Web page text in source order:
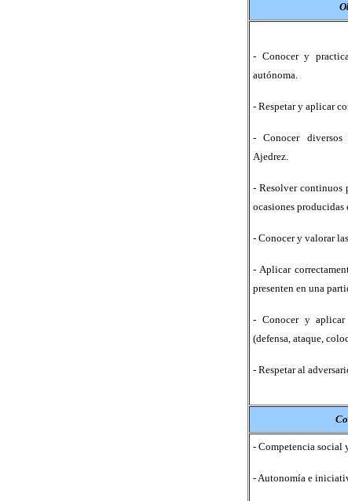
- Conocer y
autónoma.
- Respetar y aplicar
- Conocer
Ajedrez.
- Resolver continuos
ocasiones producidas
- Conocer y valorar
- Aplicar
presenten en una
- Conocer y aplicar
(defensa, ataque,
- Respetar al
- Competencia social
- Autonomía e